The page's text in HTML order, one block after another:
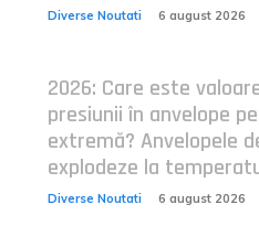
Diverse Noutati 6 august 2026
2026: Care este
presiunii în anvelope
extremă? Anvelopele
explodeze la
Diverse Noutati 6 august 2026